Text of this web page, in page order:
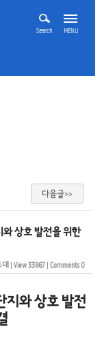
Search MENU
다음글>>
상호 발전을 위한
대| View 33967| Comments 0
지와 상호 발전